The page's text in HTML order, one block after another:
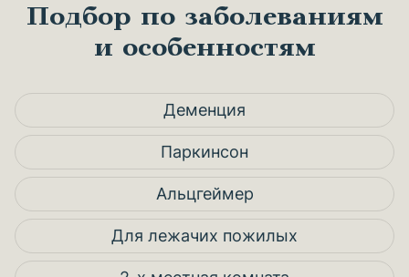
Подбор по заболеваниям
и особенностям
Деменция
Паркинсон
Альцгеймер
Для лежачих пожилых